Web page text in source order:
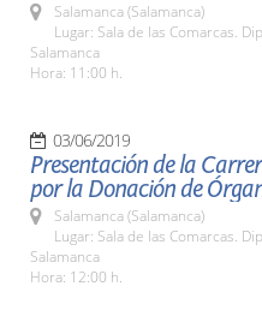
Salamanca (Salamanca)
Lugar: Sala de las Comarcas.
Salamanca
Hora: 11:00 h.
03/06/2019
Presentación de la
por la Donación de
Salamanca (Salamanca)
Lugar: Sala de las Comarcas.
Salamanca
Hora: 12:00 h.